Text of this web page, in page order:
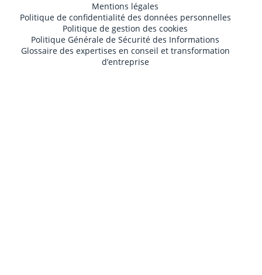
Mentions légales
Politique de confidentialité des données personnelles
Politique de gestion des cookies
Politique Générale de Sécurité des Informations
Glossaire des expertises en conseil et transformation
d’entreprise